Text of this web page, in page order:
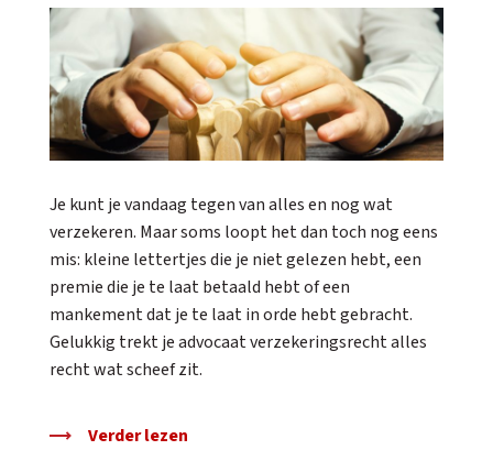
Je kunt je vandaag tegen van alles en nog wat
verzekeren. Maar soms loopt het dan toch nog eens
mis: kleine lettertjes die je niet gelezen hebt, een
premie die je te laat betaald hebt of een
mankement dat je te laat in orde hebt gebracht.
Gelukkig trekt je advocaat verzekeringsrecht alles
recht wat scheef zit.
Verder lezen